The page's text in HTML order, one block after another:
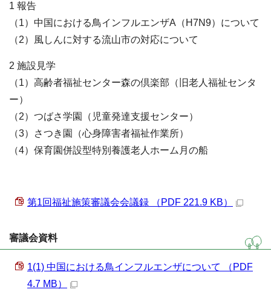
1 報告
（1）中国における鳥インフルエンザA（H7N9）について
（2）風しんに対する流山市の対応について
2 施設見学
（1）高齢者福祉センター森の倶楽部（旧老人福祉センタ
ー）
（2）つばさ学園（児童発達支援センター）
（3）さつき園（心身障害者福祉作業所）
（4）保育園併設型特別養護老人ホーム月の船
第1回福祉施策審議会会議録 （PDF 221.9 KB）
審議会資料
1(1) 中国における鳥インフルエンザについて （PDF
4.7 MB）